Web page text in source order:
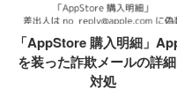
「AppStore 購入明細」
を装った詐欺メールの詳
対処